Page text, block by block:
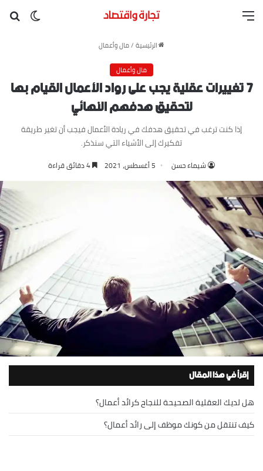
القائمة
الرئيسية /مال وأعمال
مال وأعمال
٧ تغييرات عقلية يجب على رواد الأعمال القيام بها
لتحقيق هدفهم النهائي
إذا كنت ترغب في تحقيق هدفك في ريادة الأعمال فيجب أن تغير طريقة
تفكيرك إلى الأشياء التي سنذكر.
شيماء حسن 5 أغسطس، 2021
إقرأ في هذا المقال
هل لديك العقلية الصحيحة للنجاح كرائد أعمال؟
كيف تنتقل من كونك موظف إلى رائد أعمال؟